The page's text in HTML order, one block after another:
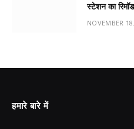
स्टेशन का
NOVEMBER
हमारे बारे में